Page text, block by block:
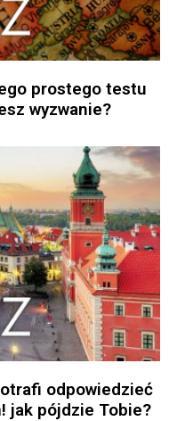
prostego testu
wyzwanie?
odpowiedzieć
jak pójdzie Tobie?